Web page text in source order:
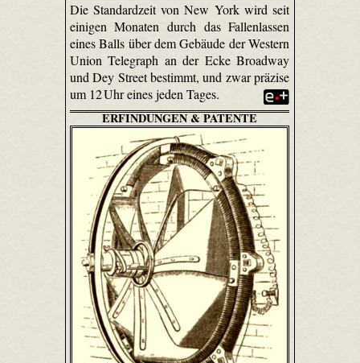
Die Standardzeit von New York wird seit
einigen Monaten durch das Fallenlassen
eines Balls über dem Gebäude der Western
Union Telegraph an der Ecke Broadway
und Dey Street bestimmt, und zwar präzise
um 12 Uhr eines jeden Tages.
ERFINDUNGEN & PATENTE